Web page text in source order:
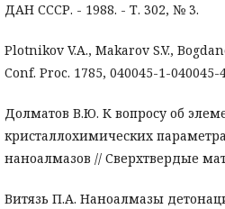
ДАН СССР. - 1988. - Т. 302, № 3.
Plotnikov V.A., Makarov S.V.,
Conf. Proc. 1785, 040045-1-040045-
Долматов В.Ю. К вопросу об
кристаллохимических
наноалмазов // Сверхтвердые
Витязь П.А. Наноалмазы